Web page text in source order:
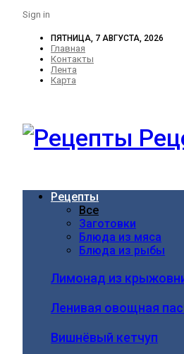
Sign in
ПЯТНИЦА, 7 АВГУСТА, 2026
Главная
Контакты
Лента
Карта
Рецепты
Все
Заготовки
Блюда из мяса
Блюда из рыбы
Лимонад из
Ленивая овощная
Вишнёвый кетчуп